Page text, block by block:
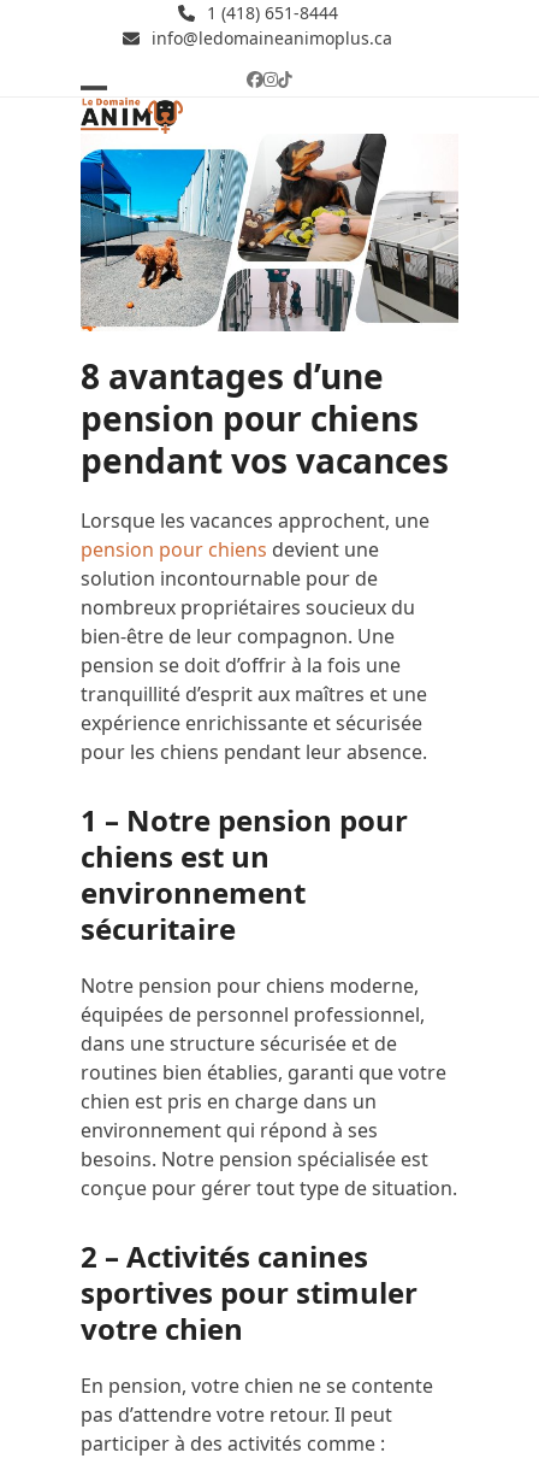
1 (418) 651-8444
info@ledomaineanimoplus.ca
Facebook
Instagram
Tiktok
Open
mobile
menu
Close
mobile
menu
8 avantages d’une
pension pour chiens
pendant vos vacances
Lorsque les vacances approchent, une
pension pour chiens devient une
solution incontournable pour de
nombreux propriétaires soucieux du
bien-être de leur compagnon. Une
pension se doit d’offrir à la fois une
tranquillité d’esprit aux maîtres et une
expérience enrichissante et sécurisée
pour les chiens pendant leur absence.
1 – Notre pension pour
chiens est un
environnement
sécuritaire
Notre pension pour chiens moderne,
équipées de personnel professionnel,
dans une structure sécurisée et de
routines bien établies, garanti que votre
chien est pris en charge dans un
environnement qui répond à ses
besoins. Notre pension spécialisée est
conçue pour gérer tout type de situation.
2 – Activités canines
sportives pour stimuler
votre chien
En pension, votre chien ne se contente
pas d’attendre votre retour. Il peut
participer à des activités comme :